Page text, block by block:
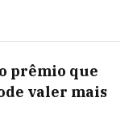
prêmio que
valer mais